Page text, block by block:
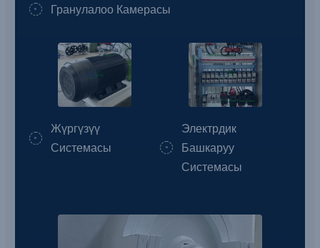
Гранулалоо Камерасы
Жүргүзүү
Системасы
Электрдик
Башкаруу
Системасы